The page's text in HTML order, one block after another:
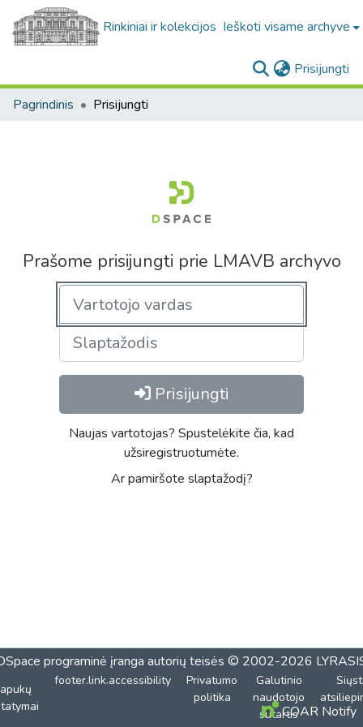
Rinkiniai ir kolekcijos Ieškoti visame archyve
Prisijungti
Pagrindinis Prisijungti
Prašome prisijungti prie LMAVB archyvo
Prisijungti
Naujas vartotojas? Spustelėkite čia, kad
užsiregistruotumėte.
Ar pamiršote slaptažodį?
programinė įranga autorių teisės © 2002-2026
footer.link.accessibility
Privatumo
politika
Galutinio
naudotojo
sutartisCOAR Notify